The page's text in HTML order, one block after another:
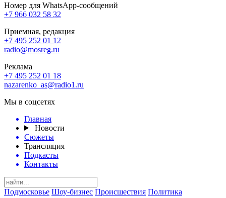
Номер для WhatsApp-сообщений
+7 966 032 58 32
Приемная, редакция
+7 495 252 01 12
radio@mosreg.ru
Реклама
+7 495 252 01 18
nazarenko_as@radio1.ru
Мы в соцсетях
Главная
Новости
Сюжеты
Трансляция
Подкасты
Контакты
Подмосковье Шоу-бизнес Происшествия Политика